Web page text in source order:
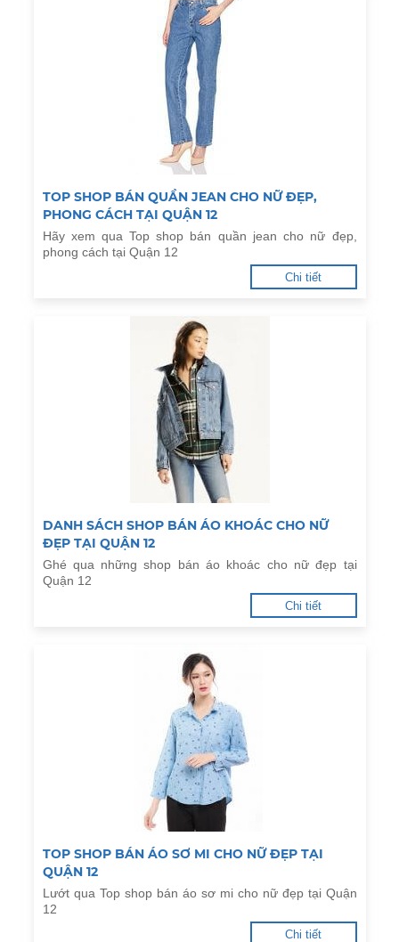
TOP SHOP BÁN QUẦN JEAN CHO NỮ ĐẸP,
PHONG CÁCH TẠI QUẬN 12
Hãy xem qua Top shop bán quần jean cho nữ đẹp,
phong cách tại Quận 12
Chi tiết
DANH SÁCH SHOP BÁN ÁO KHOÁC CHO NỮ
ĐẸP TẠI QUẬN 12
Ghé qua những shop bán áo khoác cho nữ đẹp tại
Quận 12
Chi tiết
TOP SHOP BÁN ÁO SƠ MI CHO NỮ ĐẸP TẠI
QUẬN 12
Lướt qua Top shop bán áo sơ mi cho nữ đẹp tại Quận
12
Chi tiết